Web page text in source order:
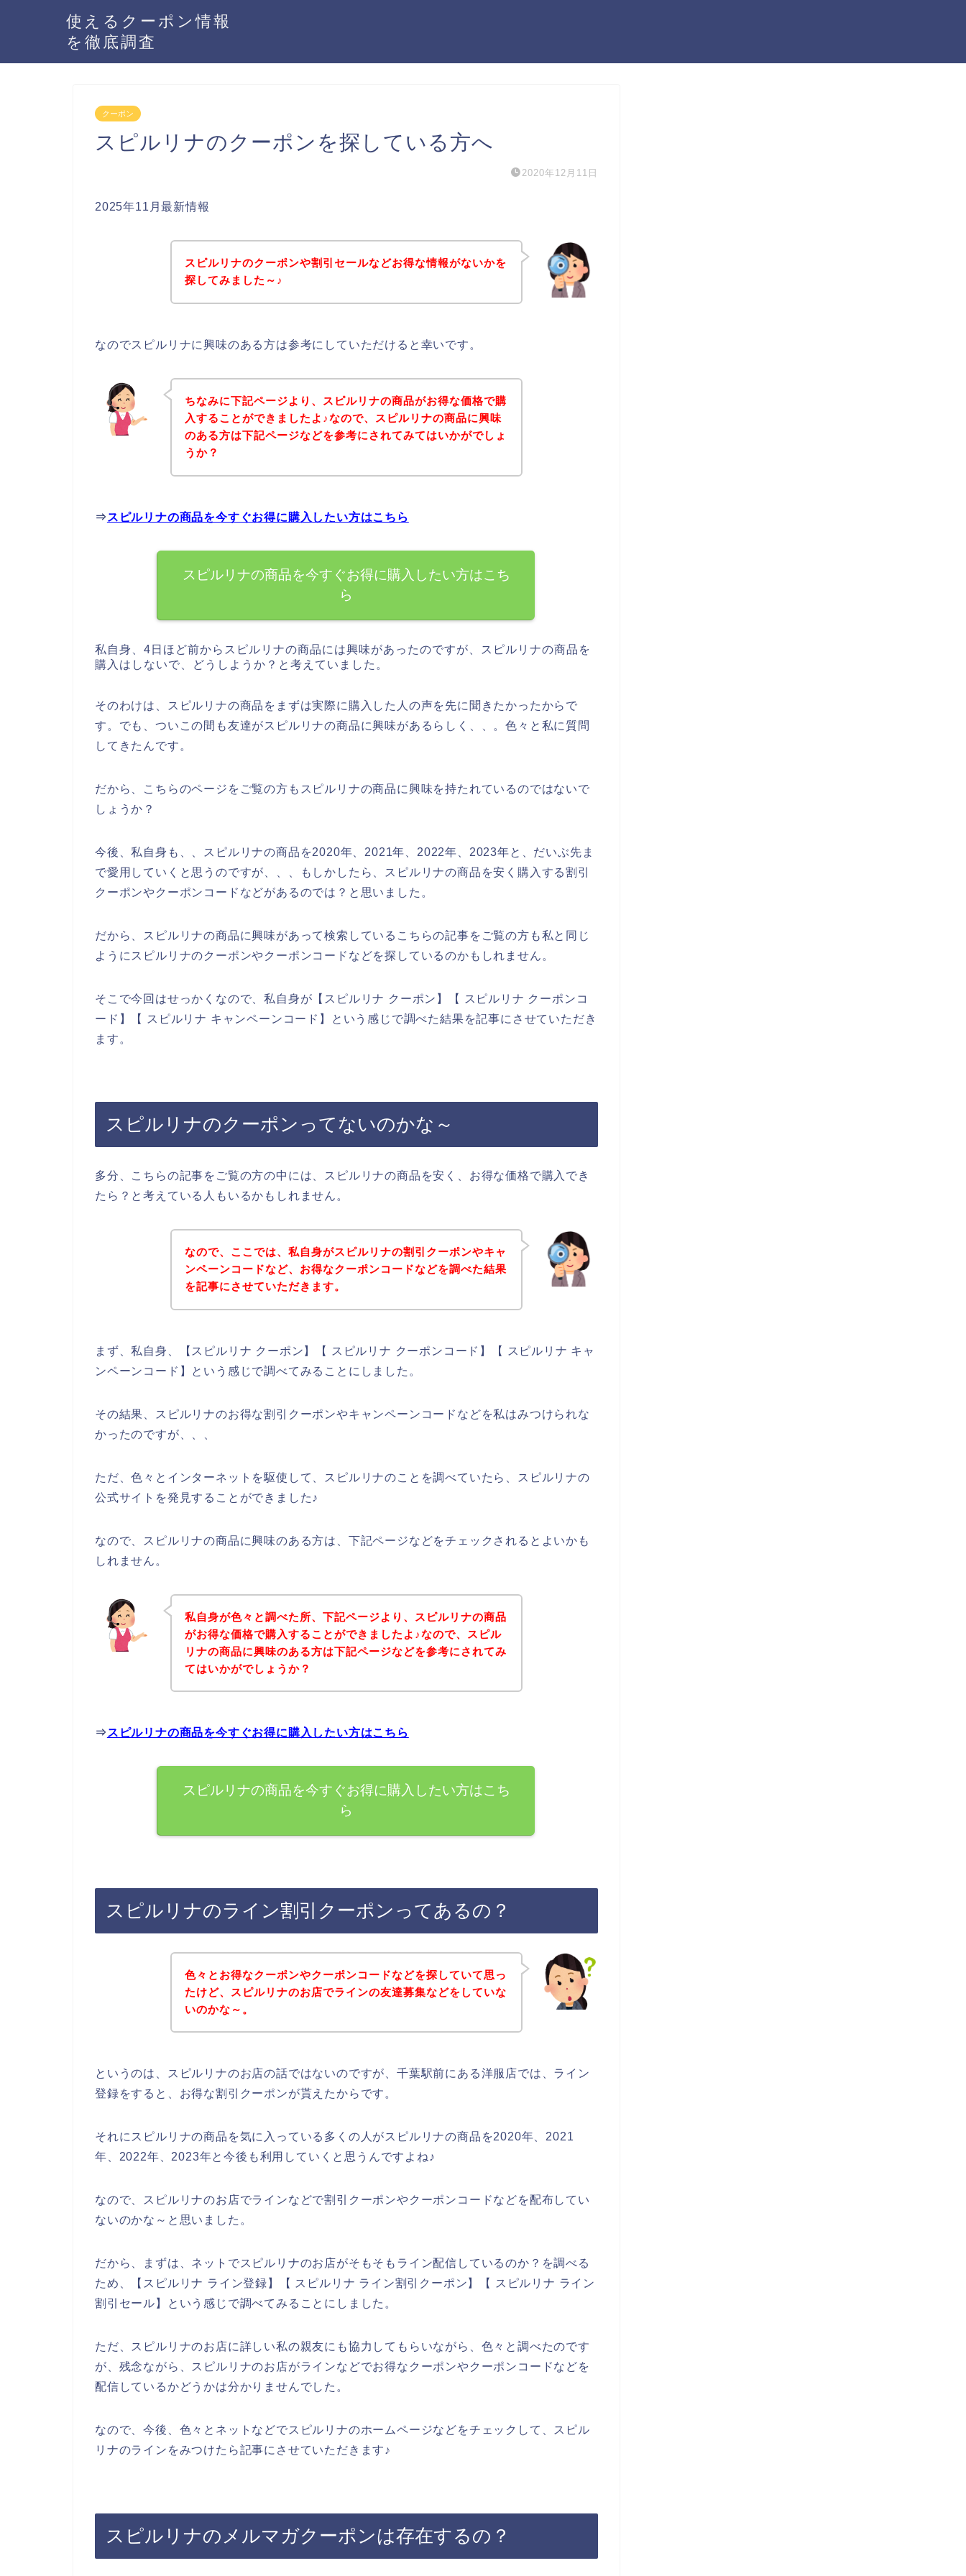
使えるクーポン情報
を徹底調査
クーポン
スピルリナのクーポンを探している方へ
2020年12月11日
2025年11月最新情報
スピルリナのクーポンや割引セールなどお得な情報がないかを
探してみました～♪
なのでスピルリナに興味のある方は参考にしていただけると幸いです。
ちなみに下記ページより、スピルリナの商品がお得な価格で購
入することができましたよ♪なので、スピルリナの商品に興味
のある方は下記ページなどを参考にされてみてはいかがでしょ
うか？
⇒ スピルリナの商品を今すぐお得に購入したい方はこちら
スピルリナの商品を今すぐお得に購入したい方はこち
ら
私自身、4日ほど前からスピルリナの商品には興味があったのですが、スピルリナの商品を
購入はしないで、どうしようか？と考えていました。
そのわけは、スピルリナの商品をまずは実際に購入した人の声を先に聞きたかったからで
す。でも、ついこの間も友達がスピルリナの商品に興味があるらしく、、。色々と私に質問
してきたんです。
だから、こちらのページをご覧の方もスピルリナの商品に興味を持たれているのではないで
しょうか？
今後、私自身も、、スピルリナの商品を2020年、2021年、2022年、2023年と、だいぶ先ま
で愛用していくと思うのですが、、、もしかしたら、スピルリナの商品を安く購入する割引
クーポンやクーポンコードなどがあるのでは？と思いました。
だから、スピルリナの商品に興味があって検索しているこちらの記事をご覧の方も私と同じ
ようにスピルリナのクーポンやクーポンコードなどを探しているのかもしれません。
そこで今回はせっかくなので、私自身が【スピルリナ クーポン】【 スピルリナ クーポンコ
ード】【 スピルリナ キャンペーンコード】という感じで調べた結果を記事にさせていただき
ます。
スピルリナのクーポンってないのかな～
多分、こちらの記事をご覧の方の中には、スピルリナの商品を安く、お得な価格で購入でき
たら？と考えている人もいるかもしれません。
なので、ここでは、私自身がスピルリナの割引クーポンやキャ
ンペーンコードなど、お得なクーポンコードなどを調べた結果
を記事にさせていただきます。
まず、私自身、【スピルリナ クーポン】【 スピルリナ クーポンコード】【 スピルリナ キャ
ンペーンコード】という感じで調べてみることにしました。
その結果、スピルリナのお得な割引クーポンやキャンペーンコードなどを私はみつけられな
かったのですが、、、
ただ、色々とインターネットを駆使して、スピルリナのことを調べていたら、スピルリナの
公式サイトを発見することができました♪
なので、スピルリナの商品に興味のある方は、下記ページなどをチェックされるとよいかも
しれません。
私自身が色々と調べた所、下記ページより、スピルリナの商品
がお得な価格で購入することができましたよ♪なので、スピル
リナの商品に興味のある方は下記ページなどを参考にされてみ
てはいかがでしょうか？
⇒ スピルリナの商品を今すぐお得に購入したい方はこちら
スピルリナの商品を今すぐお得に購入したい方はこち
ら
スピルリナのライン割引クーポンってあるの？
色々とお得なクーポンやクーポンコードなどを探していて思っ
たけど、スピルリナのお店でラインの友達募集などをしていな
いのかな～。
というのは、スピルリナのお店の話ではないのですが、千葉駅前にある洋服店では、ライン
登録をすると、お得な割引クーポンが貰えたからです。
それにスピルリナの商品を気に入っている多くの人がスピルリナの商品を2020年、2021
年、2022年、2023年と今後も利用していくと思うんですよね♪
なので、スピルリナのお店でラインなどで割引クーポンやクーポンコードなどを配布してい
ないのかな～と思いました。
だから、まずは、ネットでスピルリナのお店がそもそもライン配信しているのか？を調べる
ため、【スピルリナ ライン登録】【 スピルリナ ライン割引クーポン】【 スピルリナ ライン
割引セール】という感じで調べてみることにしました。
ただ、スピルリナのお店に詳しい私の親友にも協力してもらいながら、色々と調べたのです
が、残念ながら、スピルリナのお店がラインなどでお得なクーポンやクーポンコードなどを
配信しているかどうかは分かりませんでした。
なので、今後、色々とネットなどでスピルリナのホームページなどをチェックして、スピル
リナのラインをみつけたら記事にさせていただきます♪
スピルリナのメルマガクーポンは存在するの？